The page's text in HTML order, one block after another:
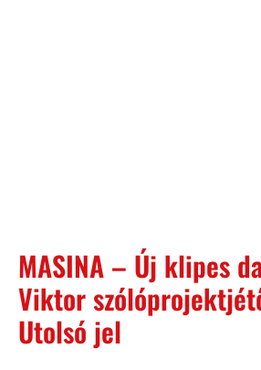
MASINA – Új klipes
Viktor
Utolsó jel